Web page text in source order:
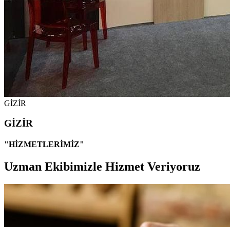
GİZİR
GİZİR
"HİZMETLERİMİZ"
Uzman Ekibimizle Hizmet Veriyoruz